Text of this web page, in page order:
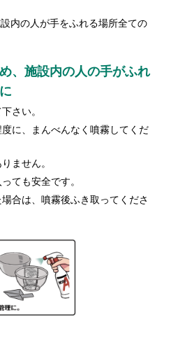
内の人が手をふれる場所全ての
、施設内の人の手がふれ
さい。
に、まんべんなく噴霧してくだ
ません。
ても安全です。
合は、噴霧後ふき取ってくださ